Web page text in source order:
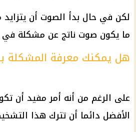
لكن في حال بدأ الصوت أن
ما يكون صوت ناتج عن مشكلة في
هل يمكنك معرفة المشكلة
على الرغم من أنه أمر مفيد أن
الأفضل دائما أن تترك هذا